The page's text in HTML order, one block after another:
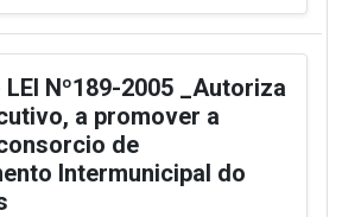
Nº189-2005 _Autoriza
a promover a
de
Intermunicipal do